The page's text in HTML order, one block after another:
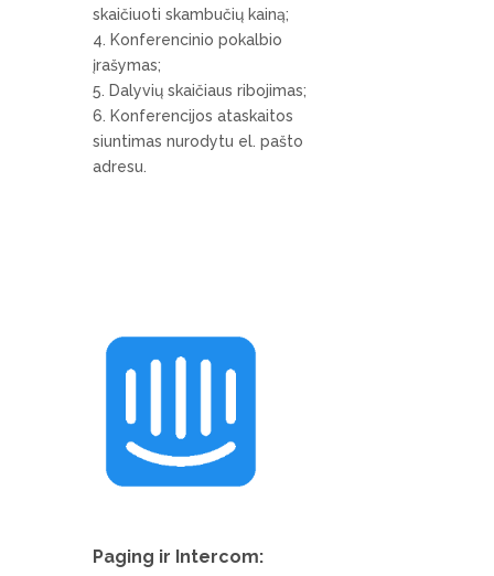
skaičiuoti skambučių kainą;
Konferencinio pokalbio
įrašymas;
Dalyvių skaičiaus ribojimas;
Konferencijos ataskaitos
siuntimas nurodytu el. pašto
adresu.
Paging ir Intercom: